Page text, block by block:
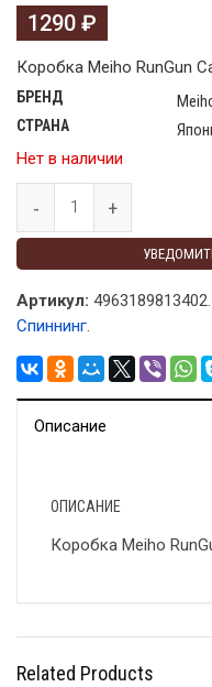
1290 ₽
Коробка Meiho RunGun
БРЕНД
СТРАНА
Нет в наличии
Артикул: 4963189813402.
Спиннинг.
Описание
ОПИСАНИЕ
Коробка Meiho
Related Products